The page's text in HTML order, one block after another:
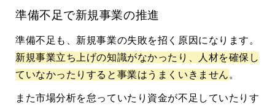
準備不足で新規事業の推進
準備不足も、新規事業の失敗を招く原因になります。
新規事業立ち上げの知識がなかったり、人材を確保し
ていなかったりすると事業はうまくいきません 。
また市場分析を怠っていたり資金が不足していたりす